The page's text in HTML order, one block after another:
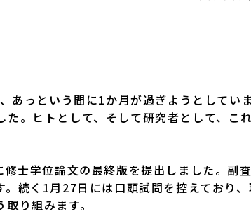
あっという間に1か月が過ぎようとしてい
た。ヒトとして、そして研究者として、こ
士学位論文の最終版を提出しました。副
。続く1月27日には口頭試問を控えており
り組みます。